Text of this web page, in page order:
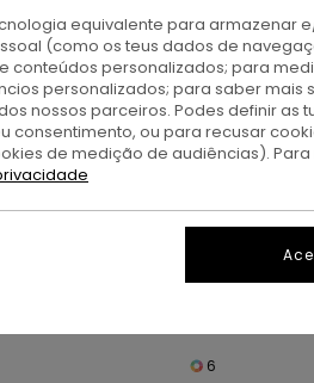
6
equivalente para armazenar
(como os teus dados de
personalizados; para
personalizados; para saber mais
nossos parceiros. Podes definir as
consentimento, ou para recusar
de medição de audiências).